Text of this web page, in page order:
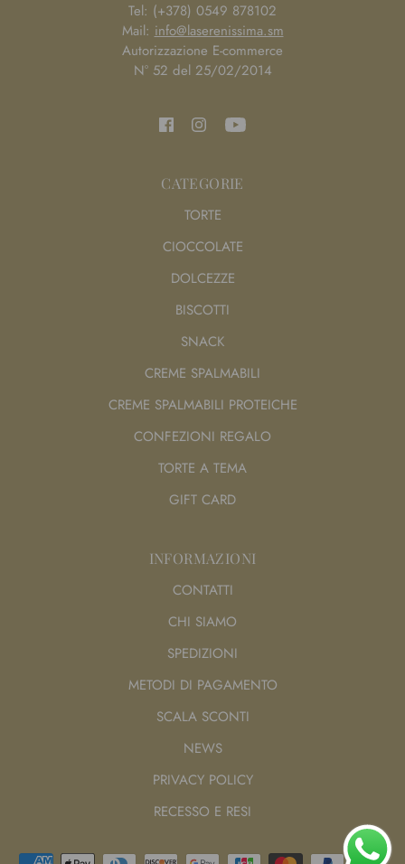
Tel: (+378) 0549 878102
Mail: info@laserenissima.sm
Autorizzazione E-commerce
N° 52 del 25/02/2014
CATEGORIE
TORTE
CIOCCOLATE
DOLCEZZE
BISCOTTI
SNACK
CREME SPALMABILI
CREME SPALMABILI PROTEICHE
CONFEZIONI REGALO
TORTE A TEMA
GIFT CARD
INFORMAZIONI
CONTATTI
CHI SIAMO
SPEDIZIONI
METODI DI PAGAMENTO
SCALA SCONTI
NEWS
PRIVACY POLICY
RECESSO E RESI